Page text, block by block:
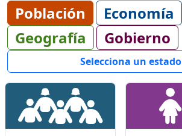
Población
Economía
Geografía
Gobierno
Selecciona un estado